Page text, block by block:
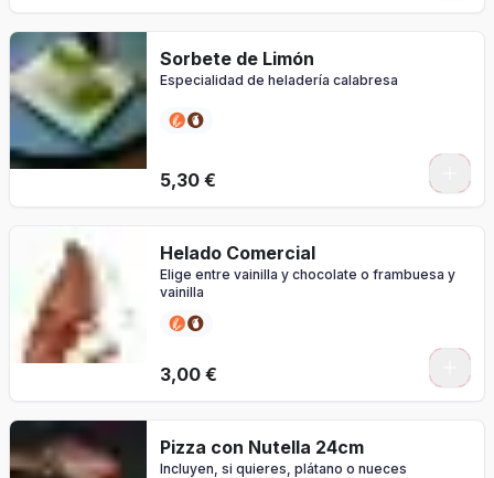
Sorbete de Limón
Especialidad de heladería calabresa
5,30 €
Helado Comercial
Elige entre vainilla y chocolate o frambuesa y
vainilla
3,00 €
Pizza con Nutella 24cm
Incluyen, si quieres, plátano o nueces